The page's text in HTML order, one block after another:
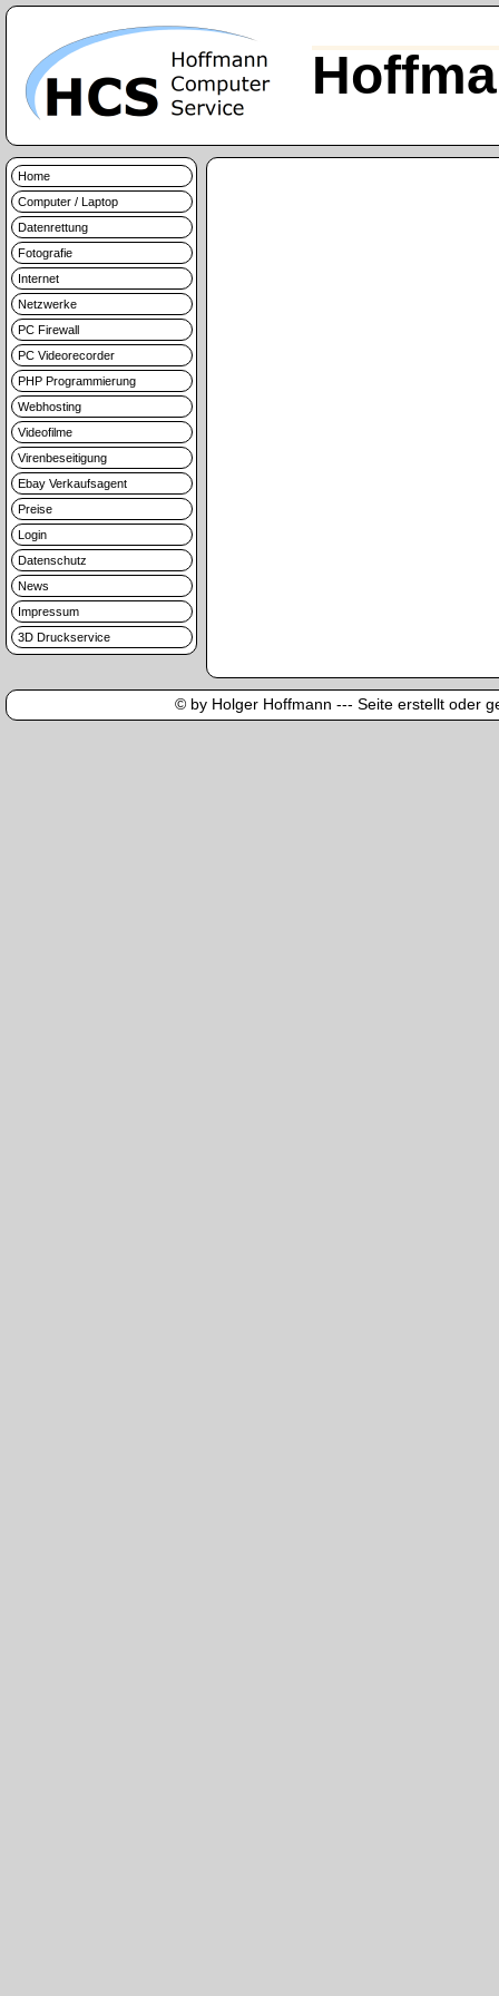
Home
Computer / Laptop
Datenrettung
Fotografie
Internet
Netzwerke
PC Firewall
PC Videorecorder
PHP Programmierung
Webhosting
Videofilme
Virenbeseitigung
Ebay Verkaufsagent
Preise
Login
Datenschutz
News
Impressum
3D Druckservice
© by Holger Hoffmann --- Seite erstellt oder